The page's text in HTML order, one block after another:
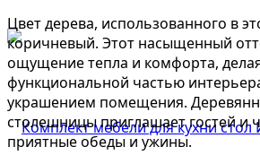
Цвет дерева, использованного в
коричневый. Этот насыщенный
ощущение тепла и комфорта,
функциональной частью
украшением помещения.
столешницы приглашает гостей и
приятные обеды и ужины.